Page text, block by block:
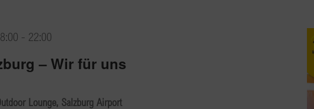
– Wir für uns
- 22:00
Lounge, Salzburg Airport